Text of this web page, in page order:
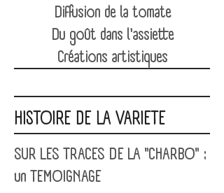
Diffusion de la tomate
Du goût dans l'assiette
Créations artistiques
HISTOIRE DE LA VARIETE
SUR LES TRACES DE LA "CHARBO" :
un TEMOIGNAGE